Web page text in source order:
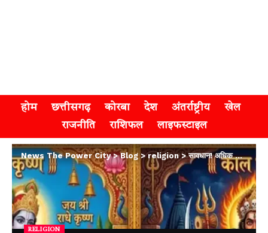
होम छत्तीसगढ़ कोरबा देश अंतर्राष्ट्रीय
खेल
राजनीति
राशिफल लाइफस्टाइल
News The Power City>Blog>religion>सावधान! अधिक कृष्ण जन्माष्टमी और कालाष्टमी आज: आपकी ये 4 चूक खंडित कर देगी पूरी पूजा, झेलना पड़ेगा बड़ा नुकसान
RELIGION